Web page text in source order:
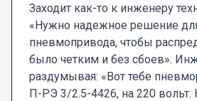
Заходит как-то к инженеру
«Нужно надежное решение
пневмопривода, чтобы
было четким и без сбоев».
раздумывая: «Вот тебе
П-РЭ 3/2.5-4426, на 220